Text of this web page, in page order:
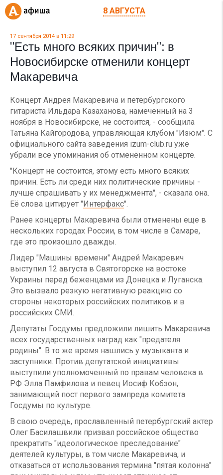
8 АВГУСТА
17 сентября 2014 в 11:29
"Есть много всяких причин": в
Новосибирске отменили концерт
Макаревича
Концерт Андрея Макаревича и петербургского
гитариста Ильдара Казаханова, намеченный на 3
ноября в Новосибирске, не состоится, - сообщила
Татьяна Кайгородова, управляющая клубом "Изюм". С
официального сайта заведения izum-club.ru уже
убрали все упоминания об отменённом концерте.
"Концерт не состоится, этому есть много всяких
причин. Есть ли среди них политические причины -
лучше спрашивать у их менеджмента", - сказала она.
Её слова цитирует "Интерфакс".
Ранее концерты Макаревича были отменены еще в
нескольких городах России, в том числе в Самаре,
где это произошло дважды.
Лидер "Машины времени" Андрей Макаревич
выступил 12 августа в Святогорске на востоке
Украины перед беженцами из Донецка и Луганска.
Это вызвало резкую негативную реакцию со
стороны некоторых российских политиков и в
российских СМИ.
Депутаты Госдумы предложили лишить Макаревича
всех государственных наград как "предателя
родины". В то же время нашлись у музыканта и
заступники. Против депутатской инициативы
выступили уполномоченный по правам человека в
РФ Элла Памфилова и певец Иосиф Кобзон,
занимающий пост первого зампреда комитета
Госдумы по культуре.
В свою очередь, прославленный петербургский актер
Олег Басилашвили призвал российское общество
прекратить "идеологическое преследование"
деятелей культуры, в том числе Макаревича, и
отказаться от использования термина "пятая колонна"